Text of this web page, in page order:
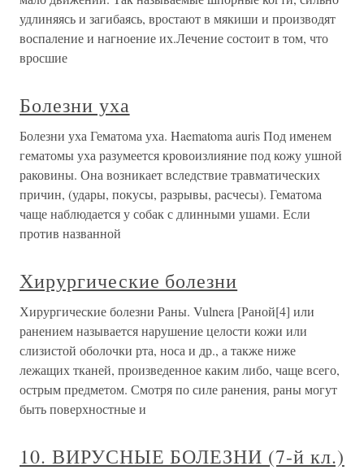
удлиняясь и загибаясь, вростают в мякиши и производят
воспаление и нагноение их.Лечение состоит в том, что
вросшие
Болезни уха
Болезни уха Гематома уха. Haematoma auris Под именем
гематомы уха разумеется кровоизлияние под кожу ушной
раковины. Она возникает вследствие травматических
причин, (удары, покусы, разрывы, расчесы). Гематома
чаще наблюдается у собак с длинными ушами. Если
против названной
Хирургические болезни
Хирургические болезни Раны. Vulnera [Раной[4] или
ранением называется нарушение целости кожи или
слизистой оболочки рта, носа и др., а также ниже
лежащих тканей, произведенное каким либо, чаще всего,
острым предметом. Смотря по силе ранения, раны могут
быть поверхностные и
10. ВИРУСНЫЕ БОЛЕЗНИ (7-й кл.)